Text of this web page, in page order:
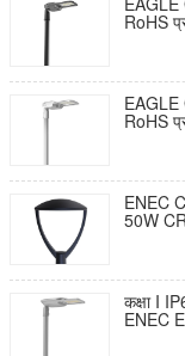
RoHS
7 पिन
RoHS
7 पिन
ENEC
50W
लाइट
कक्षा I
ENEC
D4i